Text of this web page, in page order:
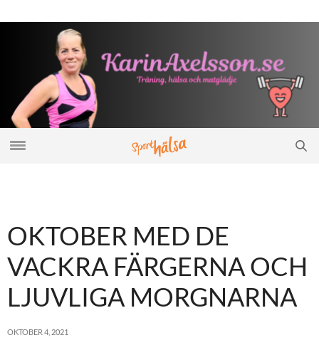
OKTOBER MED DE
VACKRA FÄRGERNA OCH
LJUVLIGA MORGNARNA
OKTOBER 4, 2021